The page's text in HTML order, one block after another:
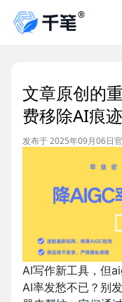
文章原创的
费移除AI痕
发布于 2025年09月06日
AI写作新工具，但
AI率发愁不已？别